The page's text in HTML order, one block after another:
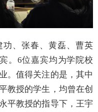
、张春、黄磊、曹英
。 6位嘉宾均为学院校
。值得关注的是，其中
教授的学生，均曾在创
平教授的指导下，王宇